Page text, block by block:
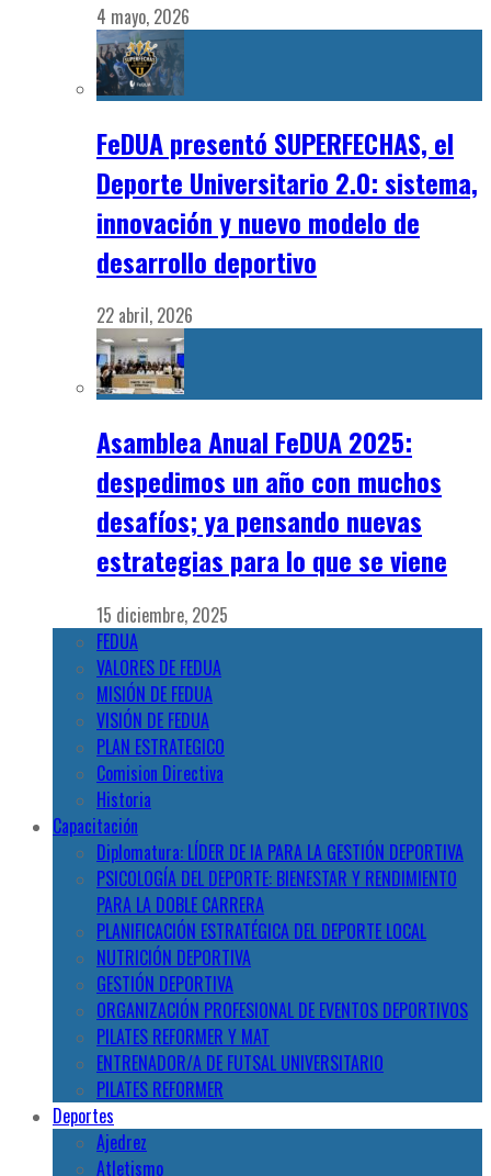
4 mayo, 2026
FeDUA presentó SUPERFECHAS, el
Deporte Universitario 2.0: sistema,
innovación y nuevo modelo de
desarrollo deportivo
22 abril, 2026
Asamblea Anual FeDUA 2025:
despedimos un año con muchos
desafíos; ya pensando nuevas
estrategias para lo que se viene
15 diciembre, 2025
FEDUA
VALORES DE FEDUA
MISIÓN DE FEDUA
VISIÓN DE FEDUA
PLAN ESTRATEGICO
Comision Directiva
Historia
Capacitación
Diplomatura: LÍDER DE IA PARA LA GESTIÓN DEPORTIVA
PSICOLOGÍA DEL DEPORTE: BIENESTAR Y RENDIMIENTO
PARA LA DOBLE CARRERA
PLANIFICACIÓN ESTRATÉGICA DEL DEPORTE LOCAL
NUTRICIÓN DEPORTIVA
GESTIÓN DEPORTIVA
ORGANIZACIÓN PROFESIONAL DE EVENTOS DEPORTIVOS
PILATES REFORMER Y MAT
ENTRENADOR/A DE FUTSAL UNIVERSITARIO
PILATES REFORMER
Deportes
Ajedrez
Atletismo